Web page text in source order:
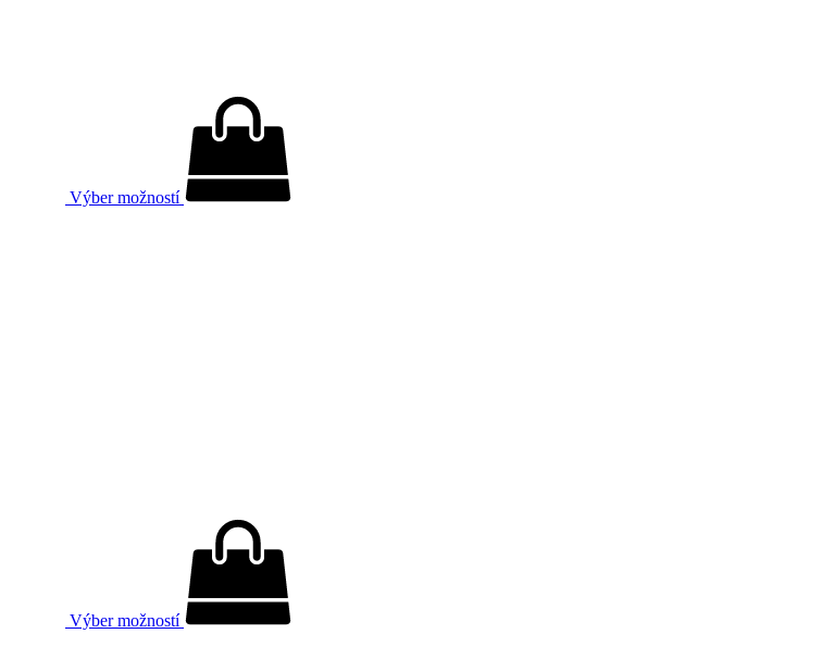
Výber možností
Výber možností